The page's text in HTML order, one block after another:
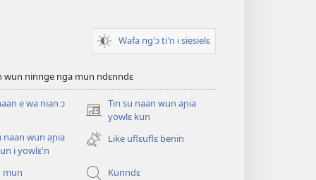
Wafa ng'ɔ ti'n i siesielɛ
wun ninnge nga mun ndɛnndɛ
e wa nian ɔ
Tin su naan wun aɲia
yowlɛ kun
(opens
new
window)
naan wun aɲia
i yowlɛ'n
Like uflɛuflɛ benin
mun Kunndɛ